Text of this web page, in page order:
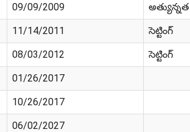
09/09/2009
11/14/2011 సెట్టింగ్
08/03/2012 సెట్టింగ్
01/26/2017
10/26/2017
06/02/2027